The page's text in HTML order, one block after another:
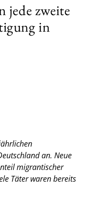
jede zweite
in
an. Neue
migrantischer
Täter waren bereits